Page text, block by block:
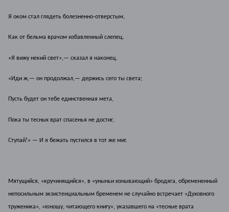
Я оком стал глядеть болезненно-отверстым,
Как от бельма врачом избавленный слепец.
«Я вижу некий свет»,— сказал я наконец.
«Иди ж,— он продолжал,— держись сего ты света;
Пусть будет он тебе единственная мета,
Пока ты тесных врат спасенья не достиг,
Ступай!» — И я бежать пустился в тот же миг.
Мятущийся, «кручинящийся», в «уныньи изнывающий» бродяга, обремененный
непосильным экзистенциальным бременем не случайно встречает «Духовного
труженика», «юношу, читающего книгу», указавшего на «тесные врата